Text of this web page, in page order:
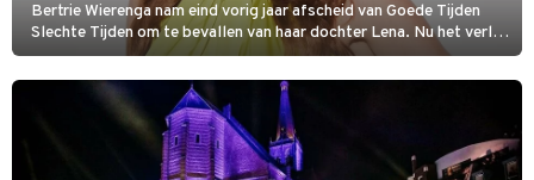
Bertrie Wierenga nam eind vorig jaar afscheid van Goede Tijden
Slechte Tijden om te bevallen van haar dochter Lena. Nu het verlof
voorbij is, zou ze kunnen terugkeren naar de soap. Maar gaat ze
dat ook doen?